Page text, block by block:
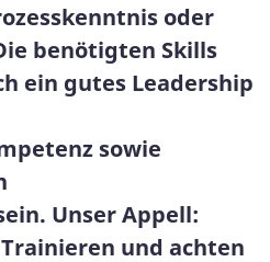
oder
benötigten Skills
ein gutes Leadership
sowie
Unser Appell:
und achten